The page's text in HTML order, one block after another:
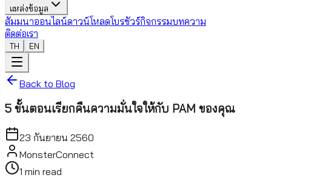
แหล่งข้อมูล
สัมมนาออนไลน์ดาวน์โหลดโบรชัวร์กิจกรรมบทความ
ติดต่อเรา
TH EN
Back to Blog
5 ขั้นตอนเรียกคืนความมั่นใจให้กับ PAM ของคุณ
23 กันยายน 2560
MonsterConnect
1 min read